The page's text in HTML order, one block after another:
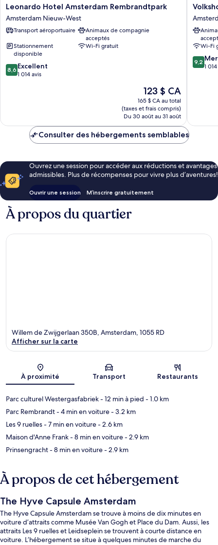
Leonardo
Hotel
Amsterdam
Rembrandtpark
Nieuw-
West
Leonardo Hotel Amsterdam Rembrandtpark
Amsterdam Nieuw-West
Transport aéroportuaire
Animaux de compagnie
acceptés
Stationnement
disponible
Wi-Fi gratuit
8.6
sur
8,6 Excellent
1 014 avis
Le
prix
est
de
123 $ CA
123 $ CA
165 $ CA au total
(taxes et frais compris)
Du 30 août au 31 août
Est
Wi-Fi
9.2
sur
9,2
1
Consulter des hébergements semblables
Ouvrez une session pour accéder aux réductions et avantages
admissibles. Plus de récompenses pour vivre plus d’aventures!
Ouvrir une session M’inscrire gratuitement
À propos du quartier
Carte
Willem de Zwijgerlaan 350B, Amsterdam, 1055 RD
Afficher sur la carte
À proximité Transport Restaurants
Parc culturel Westergasfabriek- 12 min à pied - 1.0 km
Parc Rembrandt- 4 min en voiture- 3.2 km
Les 9 ruelles- 7 min en voiture- 2.6 km
Maison d'Anne Frank- 8 min en voiture- 2.9 km
Prinsengracht- 8 min en voiture- 2.9 km
À propos de cet hébergement
The Hyve Capsule Amsterdam
The Hyve Capsule Amsterdam se trouve à moins de dix minutes en
voiture d’attraits comme Musée Van Gogh et Place du Dam. Aussi, les
attraits Les 9 ruelles et Leidseplein se trouvent à courte distance en
voiture. L’hébergement se situe à quelques minutes de marche du